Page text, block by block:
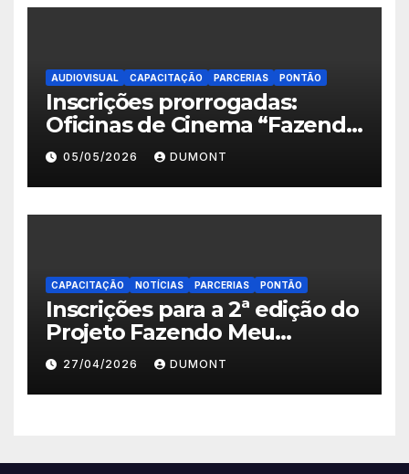
AUDIOVISUAL CAPACITAÇÃO PARCERIAS PONTÃO
Inscrições prorrogadas:
Oficinas de Cinema “Fazendo
Meu Primeiro Filme” em
Nova Iguaçu seguem abertas
até 11 de maio
05/05/2026 DUMONT
CAPACITAÇÃO NOTÍCIAS PARCERIAS PONTÃO
Inscrições para a 2ª edição do
Projeto Fazendo Meu
Primeiro Filme em Nova
Iguaçu
27/04/2026 DUMONT